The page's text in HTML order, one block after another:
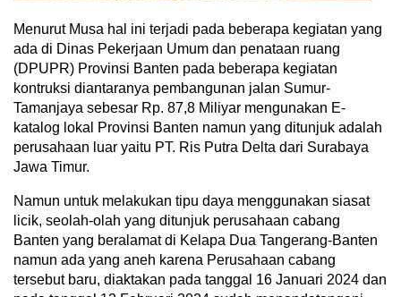
Menurut Musa hal ini terjadi pada beberapa kegiatan yang
ada di Dinas Pekerjaan Umum dan penataan ruang
(DPUPR) Provinsi Banten pada beberapa kegiatan
kontruksi diantaranya pembangunan jalan Sumur-
Tamanjaya sebesar Rp. 87,8 Miliyar mengunakan E-
katalog lokal Provinsi Banten namun yang ditunjuk adalah
perusahaan luar yaitu PT. Ris Putra Delta dari Surabaya
Jawa Timur.
Namun untuk melakukan tipu daya menggunakan siasat
licik, seolah-olah yang ditunjuk perusahaan cabang
Banten yang beralamat di Kelapa Dua Tangerang-Banten
namun ada yang aneh karena Perusahaan cabang
tersebut baru, diaktakan pada tanggal 16 Januari 2024 dan